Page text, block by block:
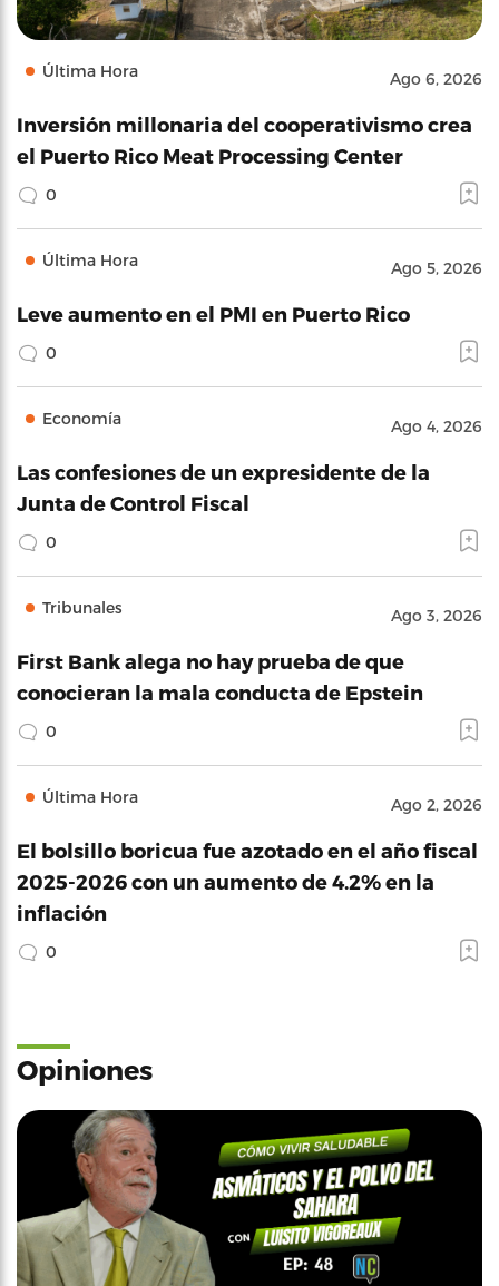
Última Hora Ago 6, 2026
Inversión millonaria del cooperativismo crea
el Puerto Rico Meat Processing Center
0
Última Hora Ago 5, 2026
Leve aumento en el PMI en Puerto Rico
0
Economía Ago 4, 2026
Las confesiones de un expresidente de la
Junta de Control Fiscal
0
Tribunales Ago 3, 2026
First Bank alega no hay prueba de que
conocieran la mala conducta de Epstein
0
Última Hora Ago 2, 2026
El bolsillo boricua fue azotado en el año fiscal
2025-2026 con un aumento de 4.2% en la
inflación
0
Opiniones